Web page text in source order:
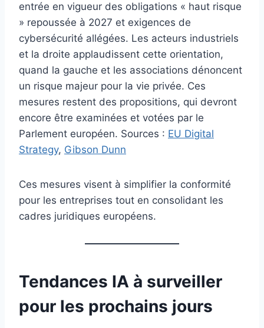
entrée en vigueur des obligations « haut risque
» repoussée à 2027 et exigences de
cybersécurité allégées. Les acteurs industriels
et la droite applaudissent cette orientation,
quand la gauche et les associations dénoncent
un risque majeur pour la vie privée. Ces
mesures restent des propositions, qui devront
encore être examinées et votées par le
Parlement européen. Sources : EU Digital
Strategy, Gibson Dunn
Ces mesures visent à simplifier la conformité
pour les entreprises tout en consolidant les
cadres juridiques européens.
Tendances IA à surveiller
pour les prochains jours